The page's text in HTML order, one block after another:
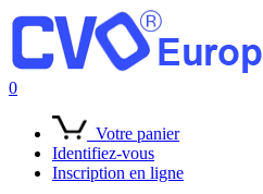
0
Votre panier
Identifiez-vous
Inscription en ligne